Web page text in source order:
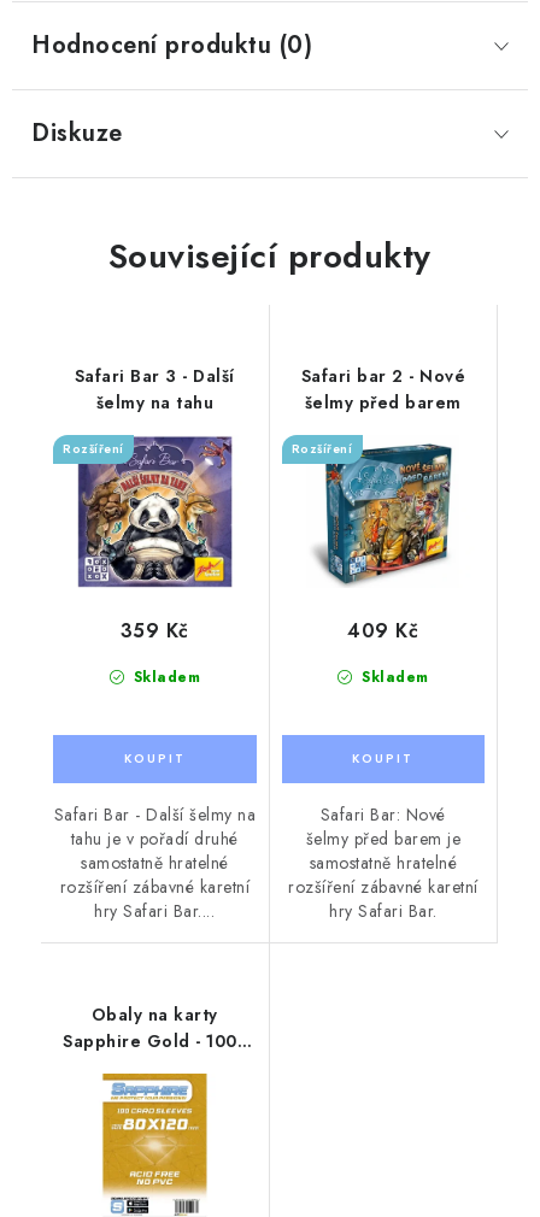
Hodnocení produktu (0)
Diskuze
Související produkty
Safari Bar 3 - Další
šelmy na tahu
Rozšíření
Skladem
359 Kč
Safari Bar - Další šelmy na
tahu je v pořadí druhé
samostatně hratelné
rozšíření zábavné karetní
hry Safari Bar....
Safari bar 2 - Nové
šelmy před barem
Rozšíření
Skladem
409 Kč
Safari Bar: Nové
šelmy před barem je
samostatně hratelné
rozšíření zábavné karetní
hry Safari Bar.
Obaly na karty
Sapphire Gold - 100x